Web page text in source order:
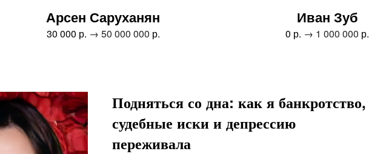
Арсен Саруханян
30 000 р. → 50 000 000 р.
Иван Зуб
0 р. → 1 000 000 р.
Подняться со дна: как я банкротство,
судебные иски и депрессию
переживала